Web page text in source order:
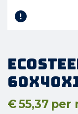
€55,37 per